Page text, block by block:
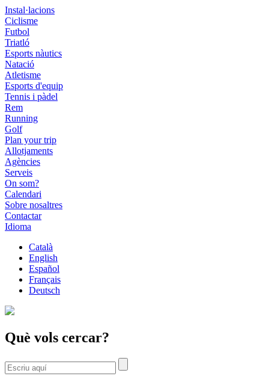
Instal·lacions
Ciclisme
Futbol
Triatló
Esports nàutics
Natació
Atletisme
Esports d'equip
Tennis i pàdel
Rem
Running
Golf
Plan your trip
Allotjaments
Agències
Serveis
On som?
Calendari
Sobre nosaltres
Contactar
Idioma
Català
English
Español
Français
Deutsch
Què vols cercar?